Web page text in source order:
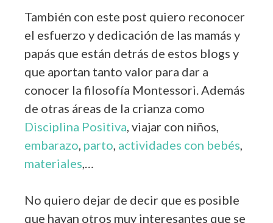
También con este post quiero reconocer
el esfuerzo y dedicación de las mamás y
papás que están detrás de estos blogs y
que aportan tanto valor para dar a
conocer la filosofía Montessori. Además
de otras áreas de la crianza como
Disciplina Positiva, viajar con niños,
embarazo, parto, actividades con bebés,
materiales,…
No quiero dejar de decir que es posible
que hayan otros muy interesantes que se